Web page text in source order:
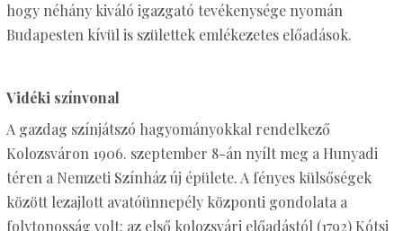
hogy néhány kiváló igazgató tevékenysége nyomán
Budapesten kívül is születtek emlékezetes előadások.
Vidéki színvonal
A gazdag színjátszó hagyományokkal rendelkező
Kolozsváron 1906. szeptember 8-án nyílt meg a Hunyadi
téren a Nemzeti Színház új épülete. A fényes külsőségek
között lezajlott avatóünnepély központi gondolata a
folytonosság volt: az első kolozsvári előadástól (1792) Kótsi